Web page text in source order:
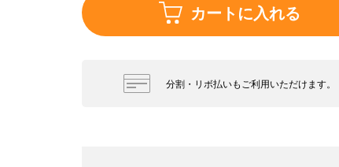
カートに入れる
分割・リボ払いもご利用いただけます。